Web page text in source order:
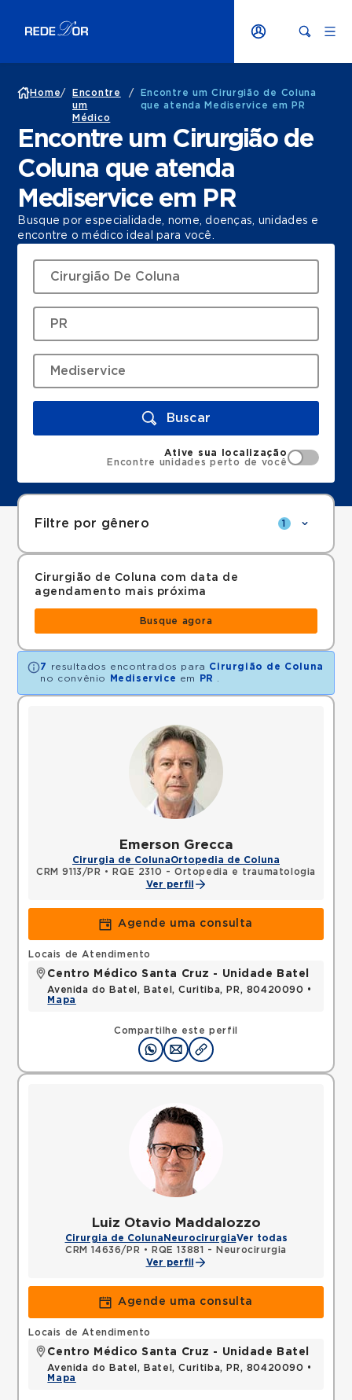
Home/
Encontre
um
Médico
/
Encontre um Cirurgião de Coluna
que atenda Mediservice em PR
Encontre um Cirurgião de
Coluna que atenda
Mediservice em PR
Busque por especialidade, nome, doenças, unidades e
encontre o médico ideal para você.
Buscar
Ative sua localização
Encontre unidades perto de você
Filtre por gênero 1
Cirurgião de Coluna com data de
agendamento mais próxima
Busque agora
7 resultados encontrados para Cirurgião de Coluna
no convênio
Mediservice em PR
Emerson Grecca
Cirurgia de ColunaOrtopedia de Coluna
CRM 9113/PR •
RQE 2310 - Ortopedia e traumatologia
Ver perfil
Agende uma consulta
Compartilhe este perfil
Locais de Atendimento
Centro Médico Santa Cruz - Unidade Batel
Avenida do Batel, Batel, Curitiba, PR, 80420090 •
Mapa
Luiz Otavio Maddalozzo
Cirurgia de Coluna NeurocirurgiaVer todas
CRM 14636/PR •
RQE 13881 - Neurocirurgia
Ver perfil
Agende uma consulta
Locais de Atendimento
Centro Médico Santa Cruz - Unidade Batel
Avenida do Batel, Batel, Curitiba, PR, 80420090 •
Mapa